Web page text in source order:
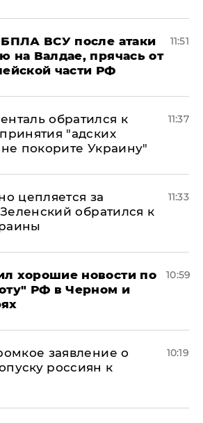
ВСУ после атаки
на Валдае, прячась от
части РФ
11:51
обратился к
"адских
покорите Украину"
11:37
цепляется за
обратился к
11:33
хорошие новости по
РФ в Черном и
10:59
заявление о
россиян к
10:19